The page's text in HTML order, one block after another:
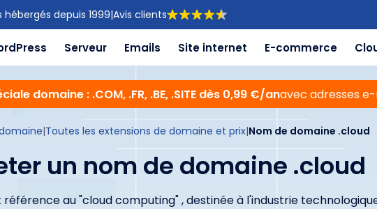
depuis 1999|Avis clients
Serveur Emails Site internet E-commerce
domaine : .COM, .FR, .BE, .SITE dès 0,99 €/anavec adresses e-
|Toutes les extensions de domaine et prix|Nom de domaine .cloud
un nom de domaine .cloud
référence au "cloud computing" , destinée à l'industrie